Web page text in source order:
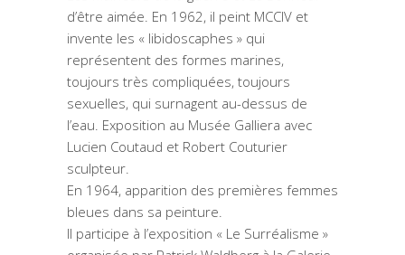
d’être aimée. En 1962, il peint MCCIV et
invente les « libidoscaphes » qui
représentent des formes marines,
toujours très compliquées, toujours
sexuelles, qui surnagent au-dessus de
l’eau. Exposition au Musée Galliera avec
Lucien Coutaud et Robert Couturier
sculpteur.
En 1964, apparition des premières femmes
bleues dans sa peinture.
Il participe à l’exposition « Le Surréalisme »